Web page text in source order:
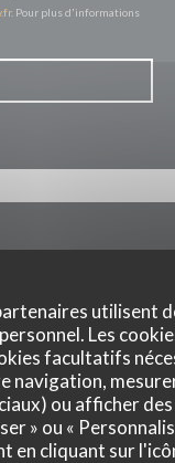
utilisent
Les
facultatifs
navigation,
ou afficher
» ou «
en cliquant sur
. Pour plus d'informations
Traditionnelle